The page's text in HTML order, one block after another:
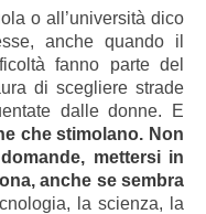
o all’università dico
anche quando il
fanno parte del
di scegliere strade
dalle donne. E
che stimolano. Non
mettersi in
anche se sembra
la scienza, la